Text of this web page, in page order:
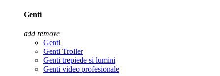
Genti
add remove
Genti
Genti Troller
Genti trepiede si lumini
Genti video profesionale